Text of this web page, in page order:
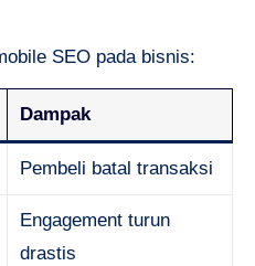
SEO pada bisnis:
Dampak
Pembeli batal transaksi
Engagement turun
drastis